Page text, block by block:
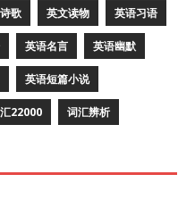
歌 英文读物 英语习语
英语名言 英语幽默
英语短篇小说
22000 词汇辨析